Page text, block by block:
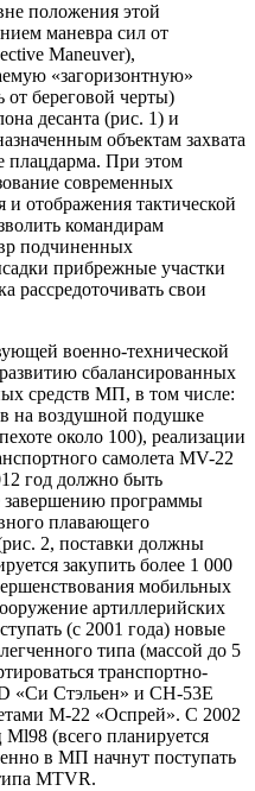
положения этой
маневра сил от
Maneuver),
«загоризонтную»
береговой черты)
десанта (рис. 1) и
объектам захвата
плацдарма. При этом
современных
и отображения тактической
командирам
подчиненных
прибрежные участки
рассредоточивать свои
военно-технической
сбалансированных
средств МП, в том числе:
на воздушной подушке
около 100), реализации
самолета MV-22
год должно быть
завершению программы
плавающего
2, поставки должны
закупить более 1 000
мобильных
артиллерийских
(с 2001 года) новые
типа (массой до 5
транспортно-
«Си Стэльен» и СН-53Е
М-22 «Оспрей». С 2002
Ml98 (всего планируется
в МП начнут поступать
MTVR.